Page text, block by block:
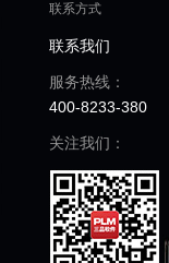
联系方式
联系我们
服务热线：
400-8233-380
关注我们：